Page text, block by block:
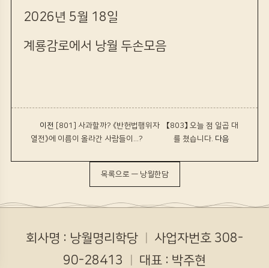
2026년 5월 18일
계룡감로에서 낭월 두손모음
‹ 이전 [801] 사과할까? 《반헌법행위자
열전》에 이름이 올라간 사람들이...?
【803】 오늘 점 일곱 대
를 쳤습니다. 다음 ›
목록으로 — 낭월한담
회사명 : 낭월명리학당
사업자번호 308-
90-28413
대표 : 박주현